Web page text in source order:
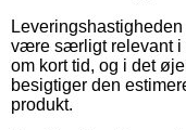
være særligt relevant i
om kort tid, og i det
besigtiger den
produkt.